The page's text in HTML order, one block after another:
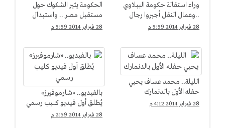
وراء استقالة حكومة الببلاوي
..وعمال النقل أجبروا رجال
الجيش علي قيادة
28 فبراير 2014 5:59 م
الحكومة يثير الشكوك حول
مستقبل مصر .. واستبدال
الببلاوي بمحلب لعبة
28 فبراير 2014 5:59 م
الليلة.. محمد عساف يحيي
حفله الأول بالدنمارك
28 فبراير 2014 4:12 م
بالفيديو.. «شارموفيرز»
يُطلق أول فيديو كليب رسمي
28 فبراير 2014 2:59 م